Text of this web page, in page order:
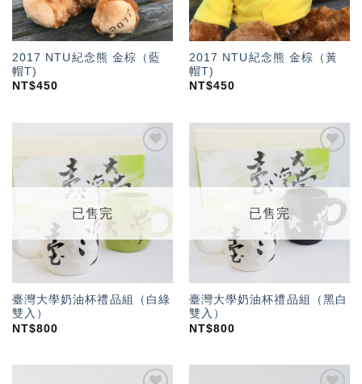
2017 NTU紀念熊 金棕（藍
帽T)
NT$450
2017 NTU紀念熊 金棕（黃
帽T)
NT$450
加入
望輕
已售完
臺灣大學奶油杯禮品組（白綠
雙入）
NT$800
加入
「願
望輕
單」
已售完
臺灣大學奶油杯禮品組（黑白
雙入）
NT$800